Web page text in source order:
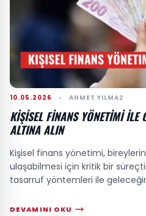
10.05.2026 AHMET YILMAZ
KIŞISEL FINANS YÖNETIMI ILE
ALTINA ALIN
Kişisel finans yönetimi,
ulaşabilmesi için kritik bir
tasarruf yöntemleri ile
DEVAMINI OKU